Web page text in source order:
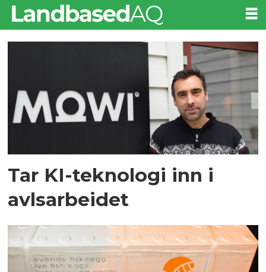
Tag:
Tar KI-teknologi inn i
avlsarbeidet